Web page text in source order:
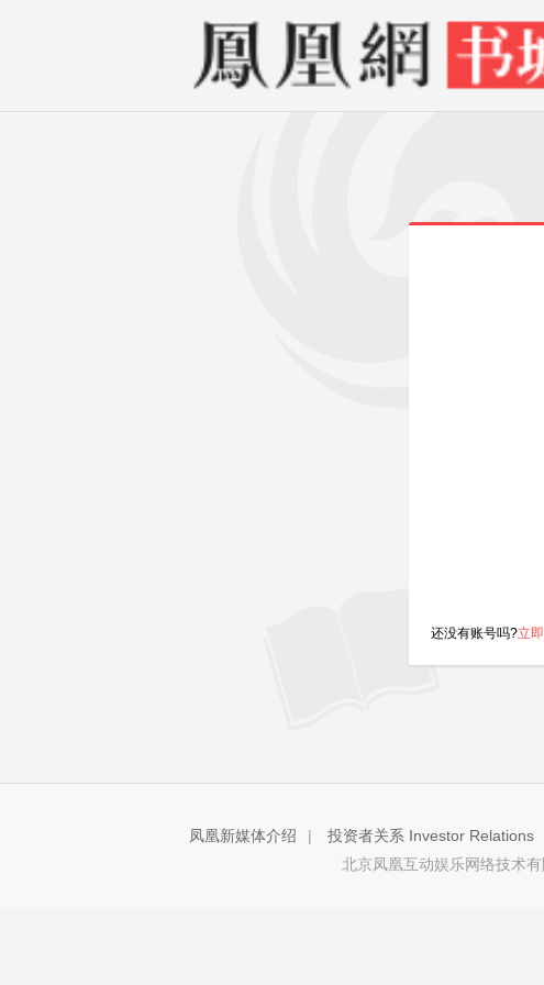
还没有账号吗?立
凤凰新媒体介绍 | 投资者关系 Investor Relations
北京凤凰互动娱乐网络技术